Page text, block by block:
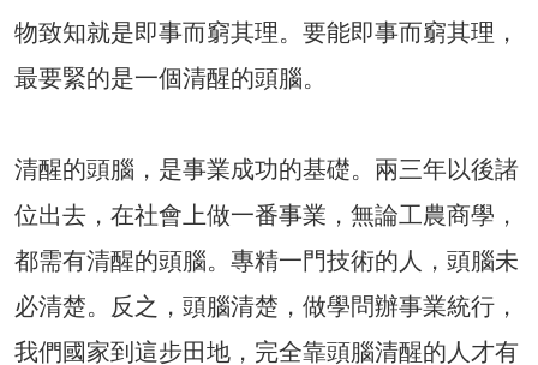
物致知就是即事而窮其理。要能即事而窮其理，
最要緊的是一個清醒的頭腦。
清醒的頭腦，是事業成功的基礎。兩三年以後諸
位出去，在社會上做一番事業，無論工農商學，
都需有清醒的頭腦。專精一門技術的人，頭腦未
必清楚。反之，頭腦清楚，做學問辦事業統行，
我們國家到這步田地，完全靠頭腦清醒的人才有